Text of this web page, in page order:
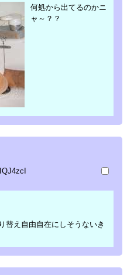
何処から出てるのかニ
ャ～？？
替え自由自在にしそうないき